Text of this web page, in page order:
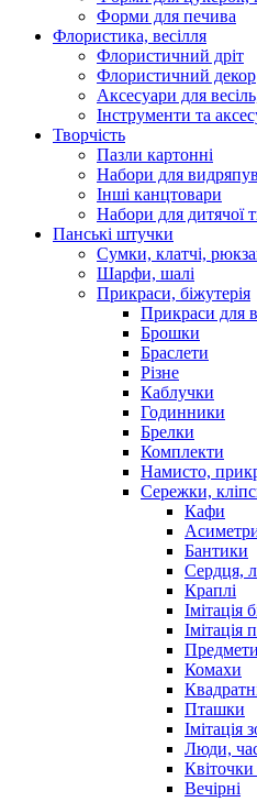
Форми для печива
Флористика, весілля
Флористичний дріт
Флористичний декор
Аксесуари для
Інструменти та
Творчість
Пазли картонні
Набори для
Інші канцтовари
Набори для дитячої
Панські штучки
Сумки, клатчі,
Шарфи, шалі
Прикраси, біжутерія
Прикраси для
Брошки
Браслети
Різне
Каблучки
Годинники
Брелки
Комплекти
Намисто,
Сережки,
Кафи
Бантики
Сердця,
Краплі
Імітація
Імітація
Предмети
Комахи
Пташки
Імітація
Люди,
Квіточки
Вечірні